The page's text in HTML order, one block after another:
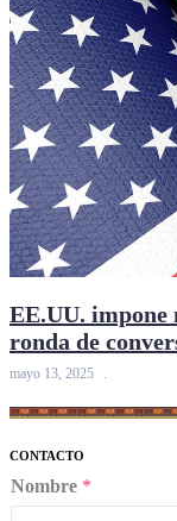
EE.UU. impone
ronda de
mayo 13, 2025
CONTACTO
Nombre *